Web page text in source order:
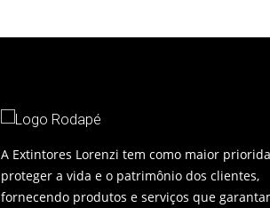
A Extintores Lorenzi tem como maior
proteger a vida e o patrimônio dos clientes,
fornecendo produtos e serviços que